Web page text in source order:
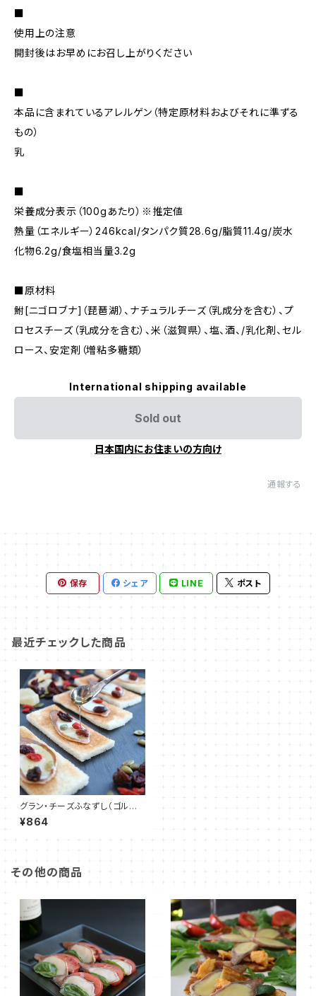
■
使用上の注意
開封後はお早めにお召し上がりください
■
本品に含まれているアレルゲン（特定原材料およびそれに準ずる
もの）
乳
■
栄養成分表示（100gあたり）※推定値
熱量（エネルギー）246kcal/タンパク質28.6g/脂質11.4g/炭水
化物6.2g/食塩相当量3.2g
■原材料
鮒[ニゴロブナ]（琵琶湖）、ナチュラルチーズ（乳成分を含む）、プ
ロセスチーズ（乳成分を含む）、米（滋賀県）、塩、酒、/乳化剤、セル
ロース、安定剤（増粘多糖類）
International shipping available
Sold out
日本国内にお住まいの方向け
通報する
保存 シェア LINE ポスト
最近チェックした商品
グラン・チーズふなずし（ゴルゴ
ンゾーラ）
¥864
その他の商品